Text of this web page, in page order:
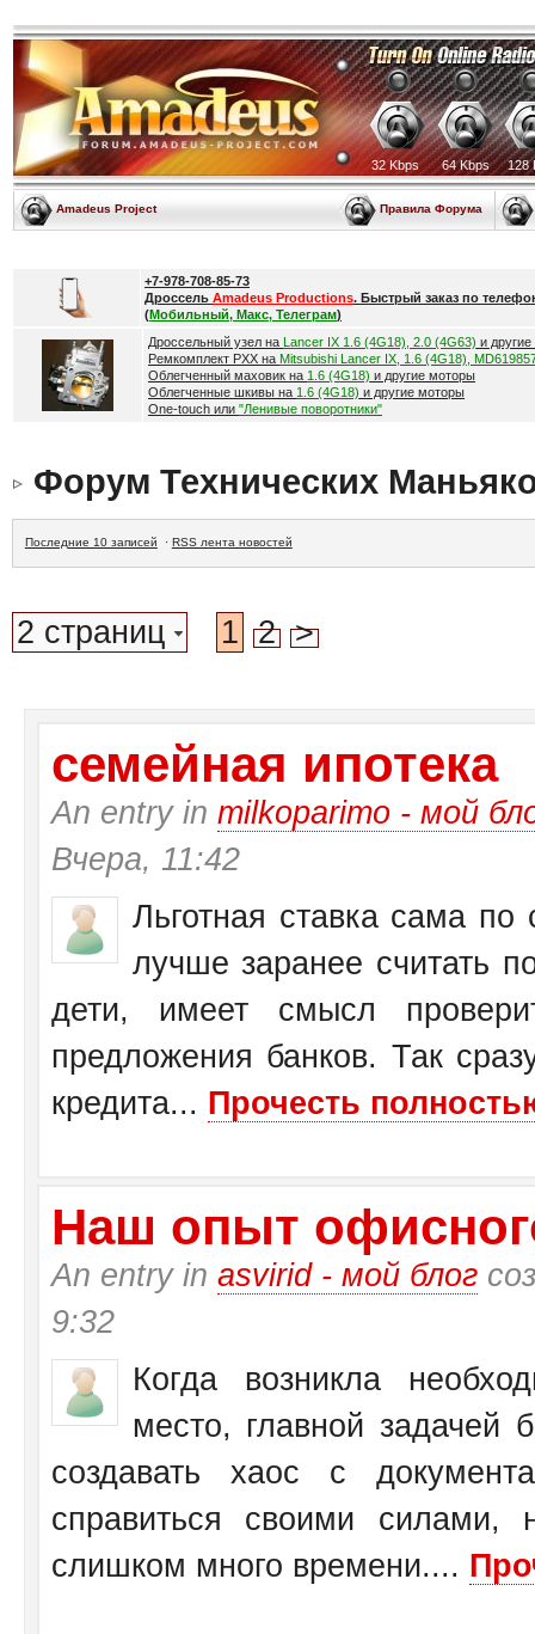
32 Kbps 64 Kbps 128
Amadeus Project Правила Форума
+7-978-708-85-73
Дроссель Amadeus Productions. Быстрый заказ по
(Мобильный, Макс, Телеграм)
Дроссельный узел на Lancer IX 1.6 (4G18), 2.0 (4G63) и
Ремкомплект РХХ на Mitsubishi Lancer IX, 1.6 (4G18),
Облегченный маховик на 1.6 (4G18) и другие моторы
Облегченные шкивы на 1.6 (4G18) и другие моторы
One-touch или "Ленивые поворотники"
Форум Технических
Последние 10 записей · RSS лента новостей
2 страниц 1 2 >
семейная ипотека
An entry in milkoparimo - мой
Вчера, 11:42
Льготная ставка сама по
лучше заранее считать
дети, имеет смысл
предложения банков. Так
кредита... Прочесть
Наш опыт
An entry in asvirid - мой блог
9:32
Когда возникла
место, главной задачей
создавать хаос с
справиться своими
слишком много времени....